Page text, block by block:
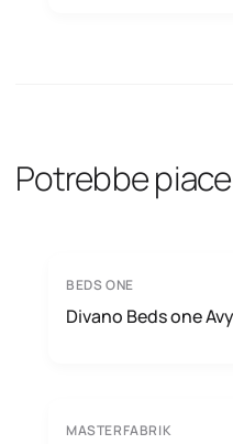
Potrebbe
BEDS ONE
Divano Beds one Avy
MASTERFABRIK